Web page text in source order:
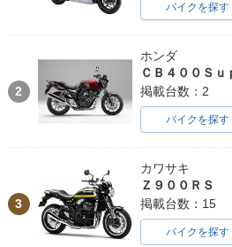
バイクを探す
2
ホンダ
掲載台数：2
バイクを探す
3
カワサキ
Ｚ９００ＲＳ
掲載台数：15
バイクを探す